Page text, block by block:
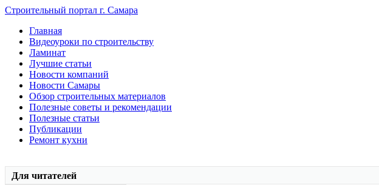
Строительный портал г. Самара
Главная
Видеоуроки по строительству
Ламинат
Лучшие статьи
Новости компаний
Новости Самары
Обзор строительных материалов
Полезные советы и рекомендации
Полезные статьи
Публикации
Ремонт кухни
Для читателей